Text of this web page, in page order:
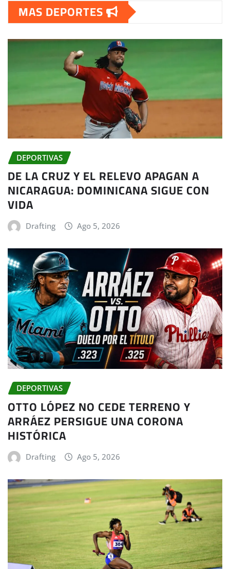
MAS DEPORTES
DEPORTIVAS
DE LA CRUZ Y EL RELEVO APAGAN A
NICARAGUA: DOMINICANA SIGUE CON
VIDA
Drafting Ago 5, 2026
DEPORTIVAS
OTTO LÓPEZ NO CEDE TERRENO Y
ARRÁEZ PERSIGUE UNA CORONA
HISTÓRICA
Drafting Ago 5, 2026